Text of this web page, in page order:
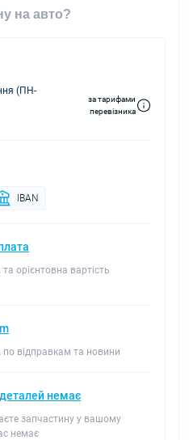
на авто?
(ПН-
за тарифами
перевізника
IBAN
орієнтовна вартість
по відправкам та новини
немає
запчастину у вашому
немає